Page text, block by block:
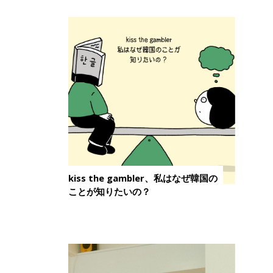
kiss the gambler、私はなぜ韓国の
ことが知りたいの？